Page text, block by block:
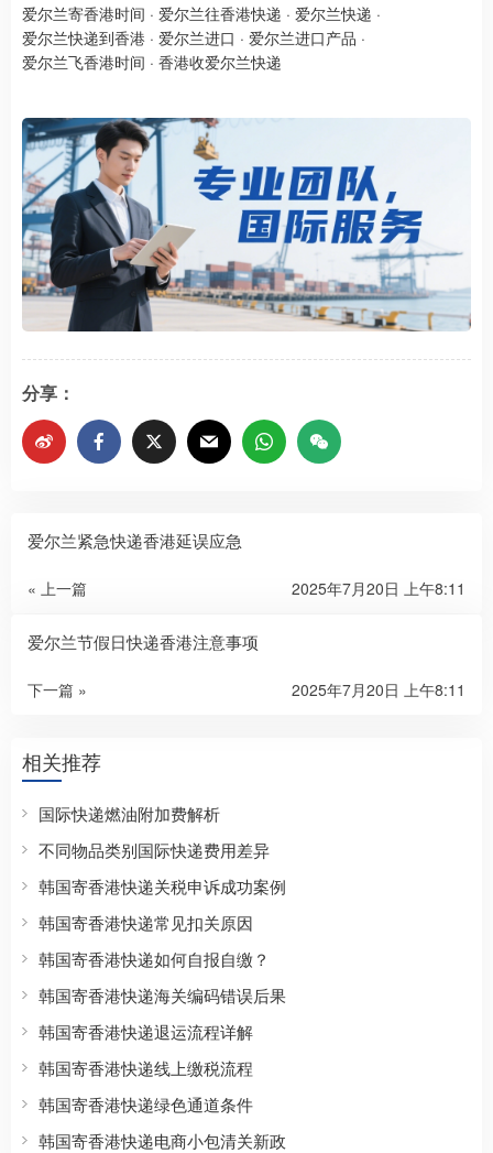
爱尔兰寄香港时间 · 爱尔兰往香港快递 · 爱尔兰快递 ·
爱尔兰快递到香港 · 爱尔兰进口 · 爱尔兰进口产品 ·
爱尔兰飞香港时间 · 香港收爱尔兰快递
分享：
爱尔兰紧急快递香港延误应急
« 上一篇 2025年7月20日 上午8:11
爱尔兰节假日快递香港注意事项
下一篇 » 2025年7月20日 上午8:11
相关推荐
国际快递燃油附加费解析
不同物品类别国际快递费用差异
韩国寄香港快递关税申诉成功案例
韩国寄香港快递常见扣关原因
韩国寄香港快递如何自报自缴？
韩国寄香港快递海关编码错误后果
韩国寄香港快递退运流程详解
韩国寄香港快递线上缴税流程
韩国寄香港快递绿色通道条件
韩国寄香港快递电商小包清关新政